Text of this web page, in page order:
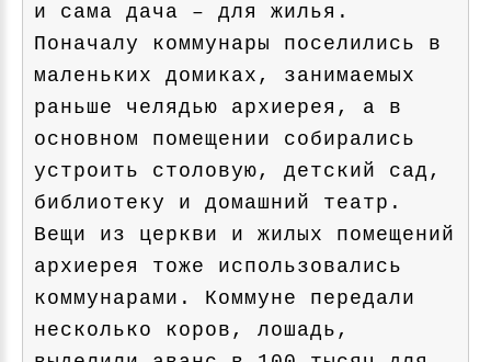
и сама дача – для жилья.
Поначалу коммунары поселились в
маленьких домиках, занимаемых
раньше челядью архиерея, а в
основном помещении собирались
устроить столовую, детский сад,
библиотеку и домашний театр.
Вещи из церкви и жилых помещений
архиерея тоже использовались
коммунарами. Коммуне передали
несколько коров, лошадь,